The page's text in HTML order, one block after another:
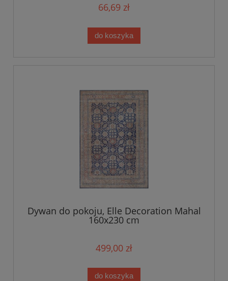
66,69 zł
do koszyka
Dywan do pokoju, Elle Decoration Mahal
160x230 cm
499,00 zł
do koszyka